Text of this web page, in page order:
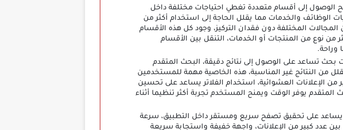
الوصول إلى أقسام متعددة تغطي احتياجات مختلفة داخل
الوظائف والخدمات مما يقلل الحاجة إلى استخدام أكثر من
المختلفة دون فقدان التركيز، وجود كل هذه الأقسام
من نوع من المنتجات أو الخدمات، التنقل بين الأقسام
وراحة.
بحث تساعد على الوصول إلى نتائج دقيقة، البحث المتقدم
من النتائج غير المناسبة، هذه الخاصية مهمة للمستخدمين
الإعلانات العشوائية، استخدام الفلاتر يساعد على تحسين
المتقدم يوفر الوقت ويمنح المستخدم تجربة أكثر تنظيما أثناء
على تحقيق تصفح سريع ومستقر داخل التطبيق، سرعة
عدد كبير من الإعلانات، واجهة خفيفة واستجابة سريعة